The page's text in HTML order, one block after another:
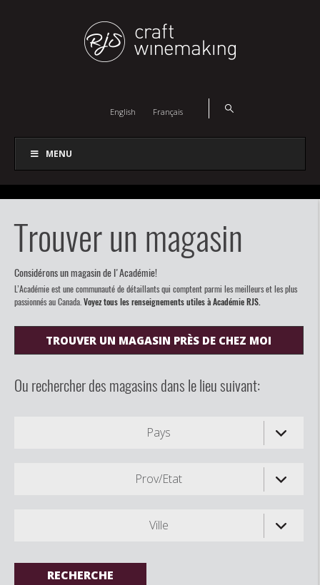
English Français
MENU
Trouver un magasin
Considérons un magasin de l'Académie!
L’Académie est une communauté de détaillants qui comptent parmi les meilleurs et les plus
passionnés au Canada. Voyez tous les renseignements utiles à Académie RJS.
TROUVER UN MAGASIN PRÈS DE CHEZ MOI
Ou rechercher des magasins dans le lieu suivant:
Pays
Prov/Etat
Ville